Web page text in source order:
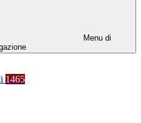
Menu di
1465